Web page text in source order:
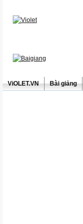
ViOLET.VN Bài giảng